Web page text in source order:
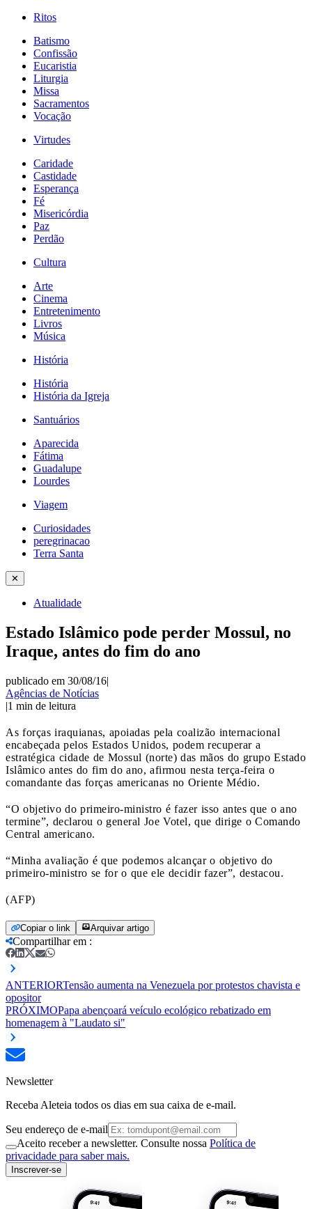
Ritos
Batismo
Confissão
Eucaristia
Liturgia
Missa
Sacramentos
Vocação
Virtudes
Caridade
Castidade
Esperança
Fé
Misericórdia
Paz
Perdão
Cultura
Arte
Cinema
Entretenimento
Livros
Música
História
História
História da Igreja
Santuários
Aparecida
Fátima
Guadalupe
Lourdes
Viagem
Curiosidades
peregrinacao
Terra Santa
✕
Atualidade
Estado Islâmico pode perder Mossul, no
Iraque, antes do fim do ano
publicado em 30/08/16|
Agências de Notícias
|1 min de leitura
As forças iraquianas, apoiadas pela coalizão internacional
encabeçada pelos Estados Unidos, podem recuperar a
estratégica cidade de Mossul (norte) das mãos do grupo Estado
Islâmico antes do fim do ano, afirmou nesta terça-feira o
comandante das forças americanas no Oriente Médio.
“O objetivo do primeiro-ministro é fazer isso antes que o ano
termine”, declarou o general Joe Votel, que dirige o Comando
Central americano.
“Minha avaliação é que podemos alcançar o objetivo do
primeiro-ministro se for o que ele decidir fazer”, destacou.
(AFP)
Copiar o link Arquivar artigo
Compartilhar em :
ANTERIORTensão aumenta na Venezuela por protestos chavista e
opositor
PRÓXIMOPapa abençoará veículo ecológico rebatizado em
homenagem à "Laudato si"
Newsletter
Receba Aleteia todos os dias em sua caixa de e-mail.
Seu endereço de e-mail
Aceito receber a newsletter. Consulte nossa Política de
privacidade para saber mais.
Inscrever-se